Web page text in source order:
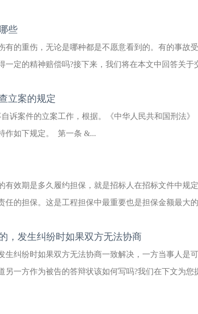
些
有的重伤，无论是哪种都是不愿意看到的。有的事故
定的精神赔偿吗?接下来，我们将在本文中回答关于
立案的规定
诉案件的立案工作，根据。《中华人民共和国刑法》
作如下规定。 第一条 &...
有效期是多久履约担保，就是招标人在招标文件中规
任的担保。这是工程担保中最重要也是担保金额最大
，发生纠纷时如果双方无法协商
生纠纷时如果双方无法协商一致解决，一方当事人是
一方作为被告的答辩状该如何写吗?我们在下文为您